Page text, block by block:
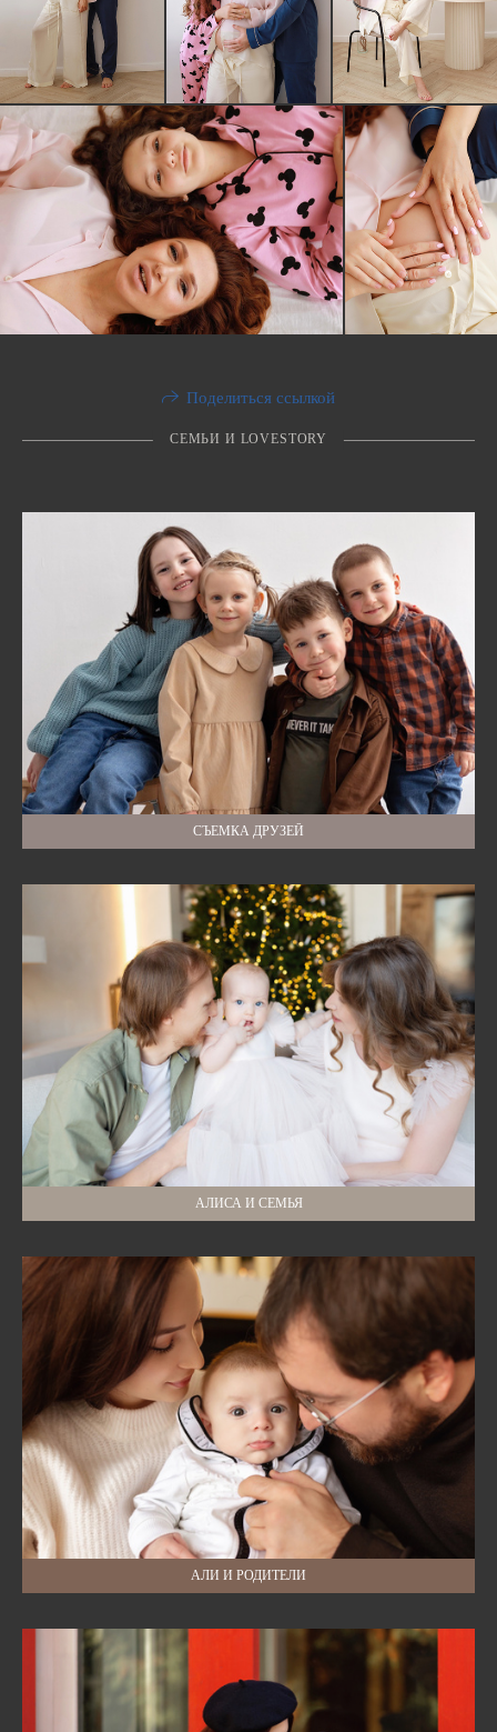
Поделиться ссылкой
СЕМЬИ И LOVESTORY
СЪЕМКА ДРУЗЕЙ
АЛИСА И СЕМЬЯ
АЛИ И РОДИТЕЛИ